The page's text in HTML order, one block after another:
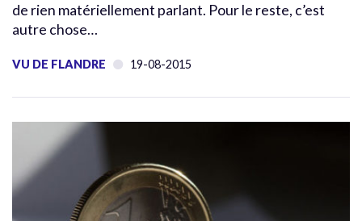
de rien matériellement parlant. Pour le reste, c’est
autre chose…
VU DE FLANDRE 19-08-2015